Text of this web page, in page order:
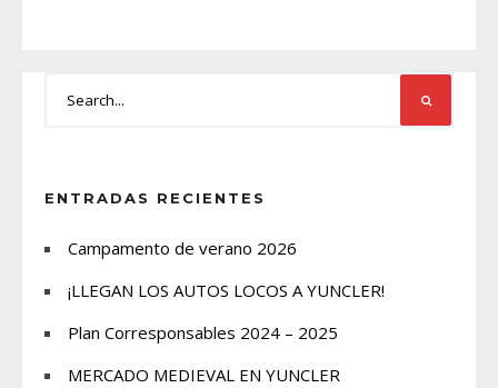
ENTRADAS RECIENTES
Campamento de verano 2026
¡LLEGAN LOS AUTOS LOCOS A YUNCLER!
Plan Corresponsables 2024 – 2025
MERCADO MEDIEVAL EN YUNCLER